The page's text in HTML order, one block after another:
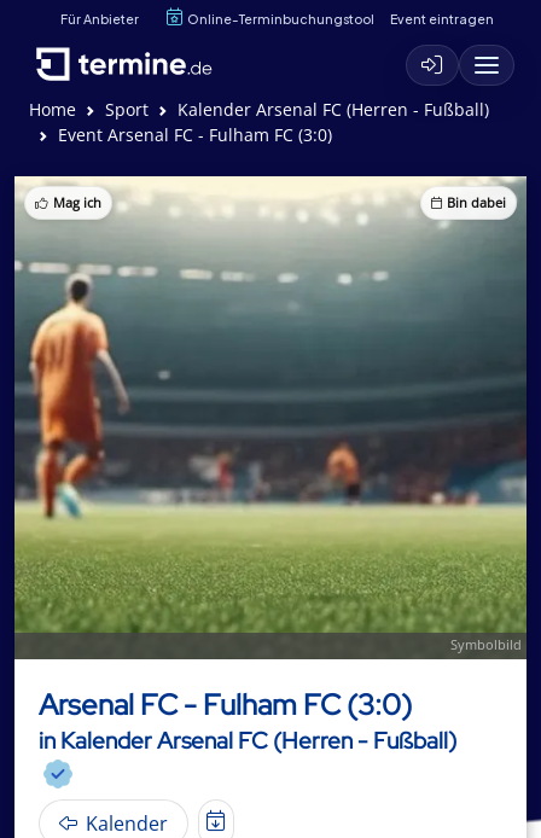
Für Anbieter Online-Terminbuchungstool Event eintragen
Home Sport
Kalender Arsenal FC (Herren - Fußball)
Event Arsenal FC - Fulham FC (3:0)
Mag ich Bin dabei
Symbolbild
Arsenal FC - Fulham FC (3:0)
in Kalender Arsenal FC (Herren - Fußball)
Kalender